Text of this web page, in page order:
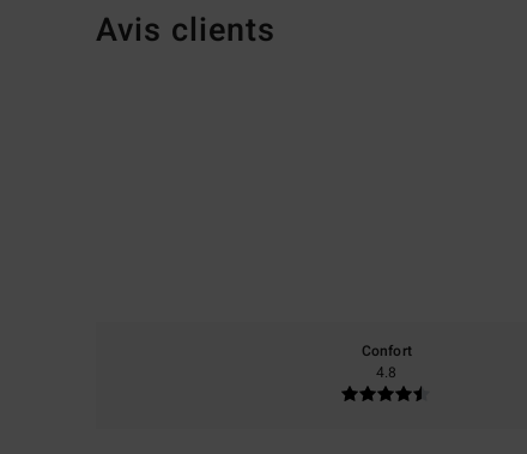
Avis clients
Confort
4.8